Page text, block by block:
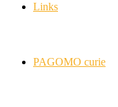
Links
PAGOMO curie